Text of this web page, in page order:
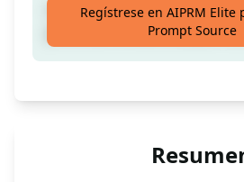
Crea una tabla para un plan
prácticas de autocuidado
Regístrese en AIPRM Elite
Prompt Source